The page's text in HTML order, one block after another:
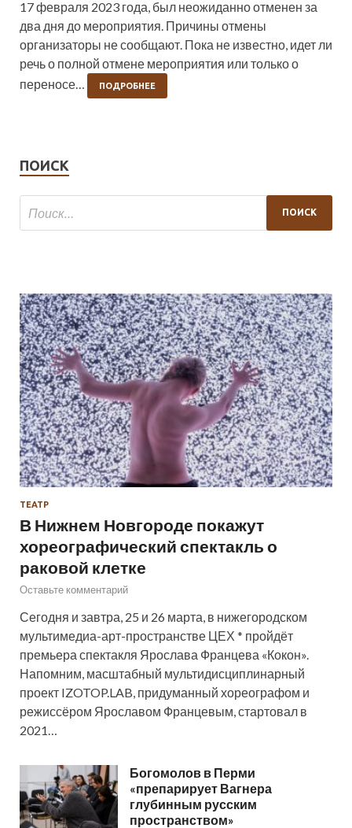
17 февраля 2023 года, был неожиданно отменен за
два дня до мероприятия. Причины отмены
организаторы не сообщают. Пока не известно, идет ли
речь о полной отмене мероприятия или только о
переносе…
ПОДРОБНЕЕ
ПОИСК
ТЕАТР
В Нижнем Новгороде покажут
хореографический спектакль о
раковой клетке
Оставьте комментарий
Сегодня и завтра, 25 и 26 марта, в нижегородском
мультимедиа-арт-пространстве ЦЕХ * пройдёт
премьера спектакля Ярослава Францева «Кокон».
Напомним, масштабный мультидисциплинарный
проект IZOTOP.LAB, придуманный хореографом и
режиссёром Ярославом Францевым, стартовал в
2021…
Богомолов в Перми
«препарирует Вагнера
глубинным русским
пространством»